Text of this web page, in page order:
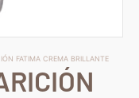
FATIMA CREMA BRILLANTE